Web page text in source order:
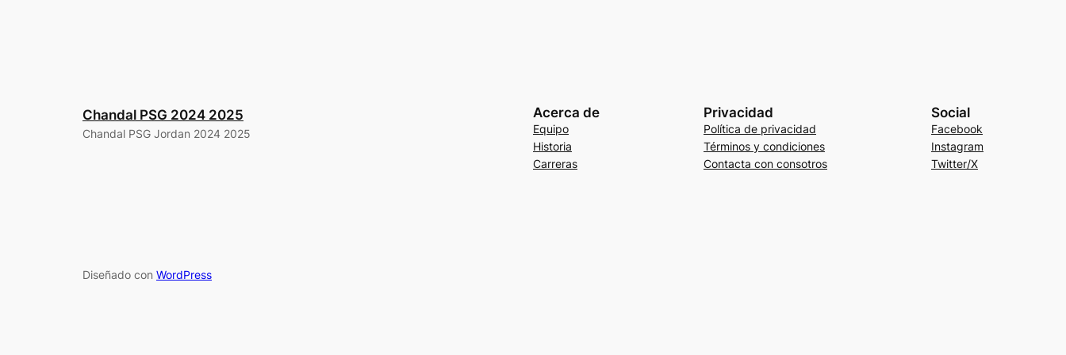
Chandal PSG 2024 2025
Chandal PSG Jordan 2024 2025
Acerca de
Equipo
Historia
Carreras
Privacidad
Política de privacidad
Términos y condiciones
Contacta con consotros
Social
Facebook
Instagram
Twitter/X
Diseñado con WordPress